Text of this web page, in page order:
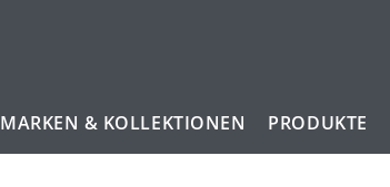
MARKEN & KOLLEKTIONEN PRODUKTE